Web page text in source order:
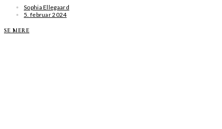
Sophia Ellegaard
5. februar 2024
SE MERE